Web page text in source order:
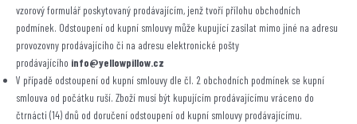
vzorový formulář poskytovaný prodávajícím, jenž tvoří přílohu obchodních
podmínek. Odstoupení od kupní smlouvy může kupující zasílat mimo jiné na adresu
provozovny prodávajícího či na adresu elektronické pošty
prodávajícího info@yellowpillow.cz
V případě odstoupení od kupní smlouvy dle čl. 2 obchodních podmínek se kupní
smlouva od počátku ruší. Zboží musí být kupujícím prodávajícímu vráceno do
čtrnácti (14) dnů od doručení odstoupení od kupní smlouvy prodávajícímu.